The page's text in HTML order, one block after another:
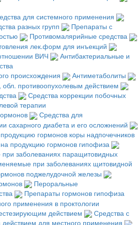
для системного применения
разных групп
Препараты с
Противомалярийные средства
лек.форм для инъекций
ВИЧ
Антибактериальные и
происхождения
Антиметаболиты
обл. противоопухолевым действием
Средства коррекции побочных
терапии
Средства для
сахарного диабета и его осложнений
гормонов коры надпочечников
продукцию гормонов гипофиза
заболеваниях паращитовидных
при заболеваниях щитовидной
поджелудочной железы
Пероральные
Препараты гормонов гипофиза
применения в проктологии
действием
Средства с
для местного применения